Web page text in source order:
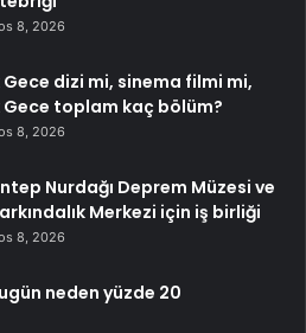
8, 2026
Gece dizi mi, sinema filmi mi,
Gece toplam kaç bölüm?
8, 2026
Nurdağı Deprem Müzesi ve
Merkezi için iş birliği
8, 2026
neden yüzde 20